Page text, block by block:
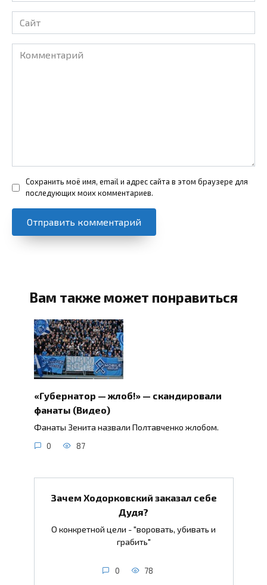
Сайт
Комментарий
Сохранить моё имя, email и адрес сайта в этом браузере для
последующих моих комментариев.
Вам также может понравиться
«Губернатор — жлоб!» — скандировали
фанаты (Видео)
Фанаты Зенита назвали Полтавченко жлобом.
0 87
Зачем Ходорковский заказал себе
Дудя?
О конкретной цели - "воровать, убивать и
грабить"
0 78